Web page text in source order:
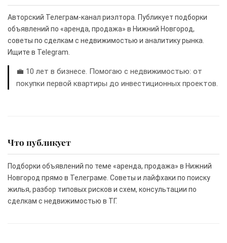
Авторский Телеграм-канал риэлтора. Публикует подборки
объявлений по «аренда, продажа» в Нижний Новгород,
советы по сделкам с недвижимостью и аналитику рынка.
Ищите в Telegram.
💼 10 лет в бизнесе. Помогаю с недвижимостью: от
покупки первой квартиры до инвестиционных проектов.
Что публикует
Подборки объявлений по теме «аренда, продажа» в Нижний
Новгород прямо в Телеграме. Советы и лайфхаки по поиску
жилья, разбор типовых рисков и схем, консультации по
сделкам с недвижимостью в ТГ.